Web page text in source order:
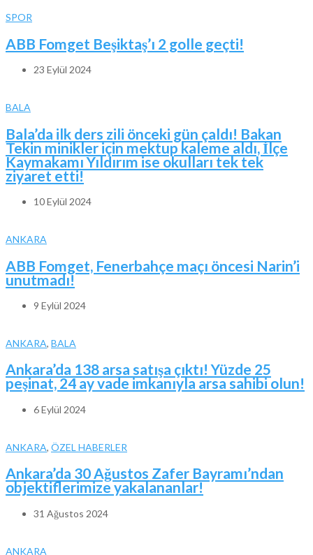
SPOR
ABB Fomget Beşiktaş’ı 2 golle geçti!
23 Eylül 2024
BALA
Bala’da ilk ders zili önceki gün çaldı! Bakan
Tekin minikler için mektup kaleme aldı, İlçe
Kaymakamı Yıldırım ise okulları tek tek
ziyaret etti!
10 Eylül 2024
ANKARA
ABB Fomget, Fenerbahçe maçı öncesi Narin’i
unutmadı!
9 Eylül 2024
ANKARA, BALA
Ankara’da 138 arsa satışa çıktı! Yüzde 25
peşinat, 24 ay vade imkanıyla arsa sahibi olun!
6 Eylül 2024
ANKARA, ÖZEL HABERLER
Ankara’da 30 Ağustos Zafer Bayramı’ndan
objektiflerimize yakalananlar!
31 Ağustos 2024
ANKARA